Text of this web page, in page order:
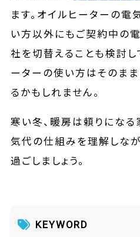
ます。オイルヒーターの電
い方以外にもご契約中の
社を切替えることも検討し
ーターの使い方はそのま
るかもしれません。
寒い冬、暖房は頼りになる
気代の仕組みを理解しな
過ごしましょう。
KEYWORD